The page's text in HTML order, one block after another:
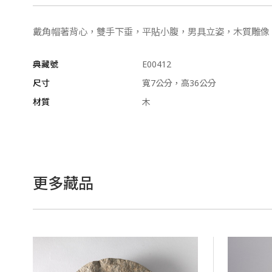
戴角帽著背心，雙手下垂，平貼小腹，男具立姿，木質雕
典藏號
E00412
尺寸
寬7公分，高36公分
材質
木
更多藏品